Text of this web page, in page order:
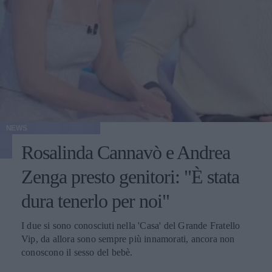
Rosalinda Cannavò e Andrea
Zenga presto genitori: "È stata
dura tenerlo per noi"
I due si sono conosciuti nella 'Casa' del Grande Fratello
Vip, da allora sono sempre più innamorati, ancora non
conoscono il sesso del bebè.